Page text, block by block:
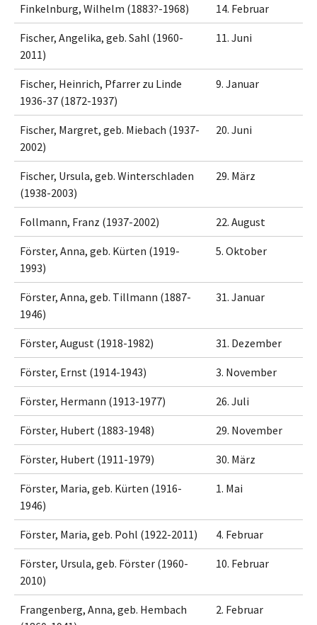
Finkelnburg, Wilhelm (1883?-1968) 14. Februar
Fischer, Angelika, geb. Sahl (1960-
2011)
11. Juni
Fischer, Heinrich, Pfarrer zu Linde
1936-37 (1872-1937)
9. Januar
Fischer, Margret, geb. Miebach (1937-
2002)
20. Juni
Fischer, Ursula, geb. Winterschladen
(1938-2003)
29. März
Follmann, Franz (1937-2002) 22. August
Förster, Anna, geb. Kürten (1919-
1993)
5. Oktober
Förster, Anna, geb. Tillmann (1887-
1946)
31. Januar
Förster, August (1918-1982) 31. Dezember
Förster, Ernst (1914-1943) 3. November
Förster, Hermann (1913-1977) 26. Juli
Förster, Hubert (1883-1948) 29. November
Förster, Hubert (1911-1979) 30. März
Förster, Maria, geb. Kürten (1916-
1946)
1. Mai
Förster, Maria, geb. Pohl (1922-2011) 4. Februar
Förster, Ursula, geb. Förster (1960-
2010)
10. Februar
Frangenberg, Anna, geb. Hembach
2. Februar